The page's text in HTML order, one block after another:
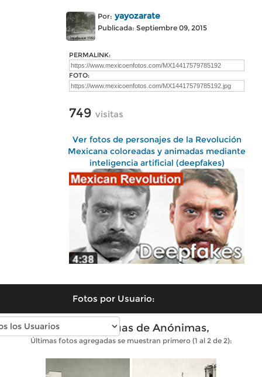
Por: yayozarate
Publicada: Septiembre 09, 2015
PERMALINK:
FOTO:
749 visitas
Ver fotos de personajes de la Revolución
Mexicana coloreadas y animadas mediante
inteligencia artificial (deepfakes)
Fotos por Usuario:
Fotos antiguas de Anónimas,
Últimas fotos agregadas se muestran primero (1 al 2 de 2):